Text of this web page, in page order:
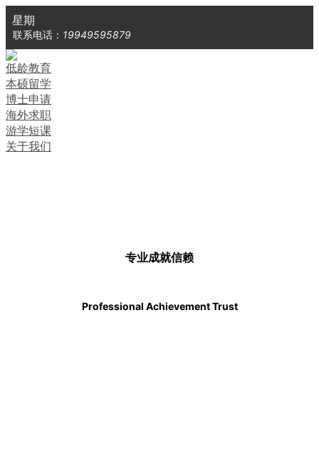
星期
联系电话： 19949595879
低龄教育
本硕留学
博士申请
海外求职
游学短课
关于我们
专业成就信赖
Professional Achievement Trust